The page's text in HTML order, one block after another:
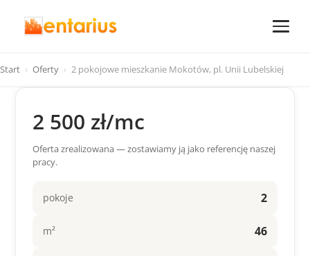
Start › Oferty › 2 pokojowe mieszkanie Mokotów, pl. Unii Lubelskiej
2 500 zł/mc
Oferta zrealizowana — zostawiamy ją jako referencję naszej
pracy.
2
pokoje
46
m²